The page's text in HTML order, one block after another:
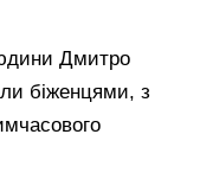
Дмитро
біженцями, з